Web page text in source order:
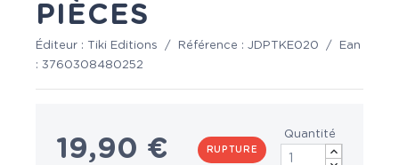
PIÈCES
Éditeur : Tiki Editions / Référence : JDPTKE020 /
Ean
: 3760308480252
19,90 € RUPTURE
Quantité